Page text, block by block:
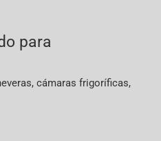
para
cámaras frigoríficas,